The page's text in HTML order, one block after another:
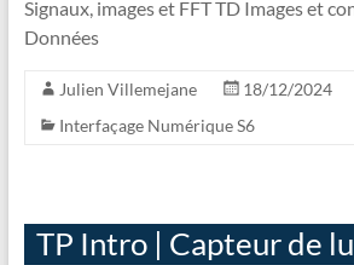
Signaux, images et FFT TD Images et
Données
Julien Villemejane
18/12/2024
Interfaçage Numérique S6
TP Intro | Capteur de